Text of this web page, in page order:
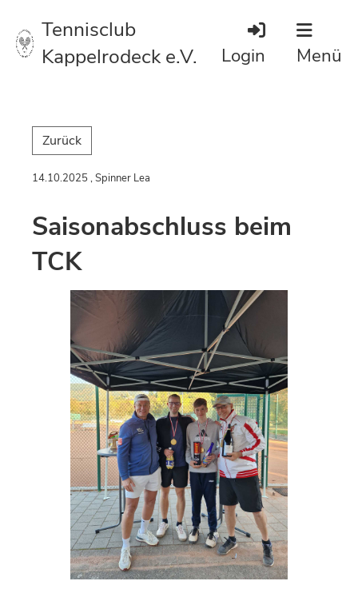
Tennisclub
Kappelrodeck e.V.
Login Menü
Zurück
14.10.2025 , Spinner Lea
Saisonabschluss beim
TCK